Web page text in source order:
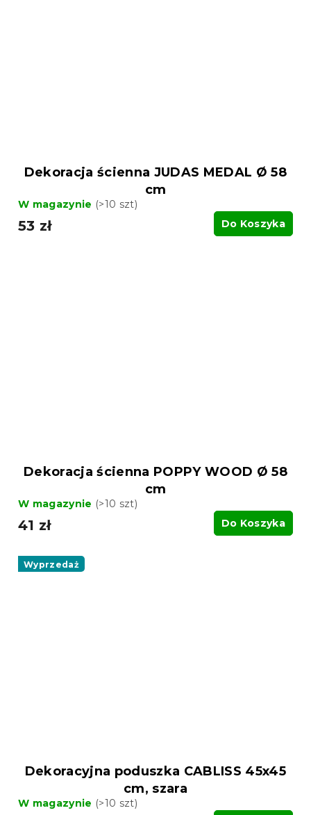
Dekoracja ścienna JUDAS MEDAL Ø 58
cm
W magazynie (>10 szt)
53 zł Do Koszyka
Dekoracja ścienna POPPY WOOD Ø 58
cm
W magazynie (>10 szt)
41 zł Do Koszyka
Wyprzedaż
Dekoracyjna poduszka CABLISS 45x45
cm, szara
W magazynie (>10 szt)